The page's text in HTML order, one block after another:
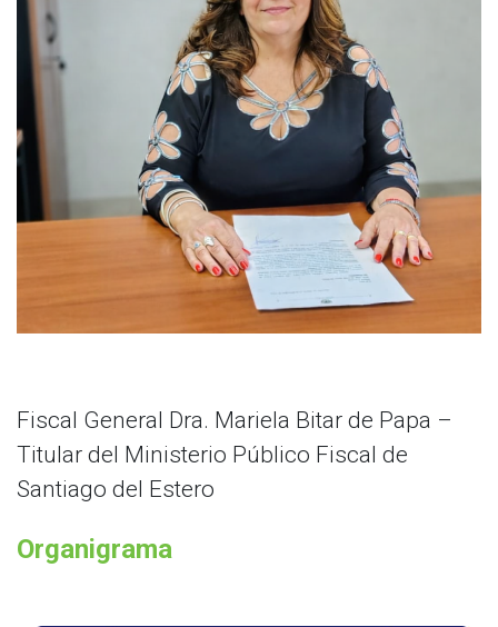
Fiscal General Dra. Mariela Bitar de Papa –
Titular del Ministerio Público Fiscal de
Santiago del Estero
Organigrama